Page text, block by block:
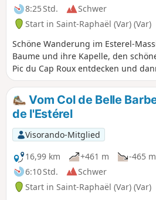
8:25 Std.
Schwer
Start in Saint-Raphaël (Var) (Var)
Schöne Wanderung im Esterel-
Baume und ihre Kapelle, den
Pic du Cap Roux entdecken und
den Pic de l'Ours erreichen können.
Vom Col de Belle
de l'Estérel
Visorando-Mitglied
16,99 km
+461 m
-465 m
6:10 Std.
Schwer
Start in Saint-Raphaël (Var) (Var)